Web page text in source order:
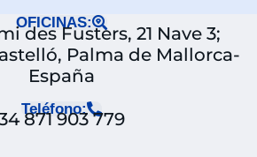
OFICINAS:
des Fusters, 21 Nave 3;
Palma de Mallorca-
España
Teléfono:
871 903 779